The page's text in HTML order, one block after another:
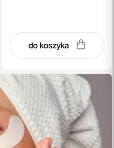
do koszyka